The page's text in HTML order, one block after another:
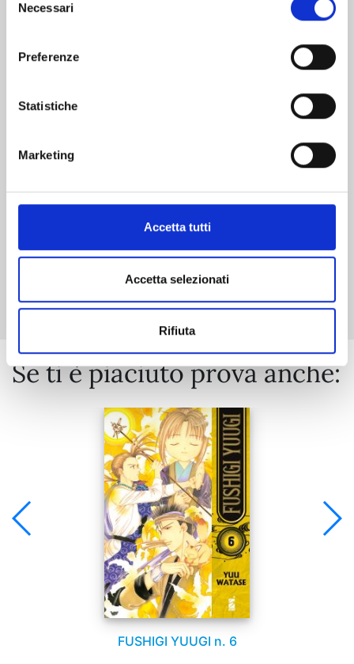
delNecessari
Preferenze
Statistiche
Marketing
Accetta tutti
Accetta selezionati
Rifiuta
Mostra tutto
Se ti è piaciuto prova anche:
FUSHIGI YUUGI n. 6